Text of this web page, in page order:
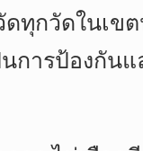
ทุกวัดในเข
การป้องกัน